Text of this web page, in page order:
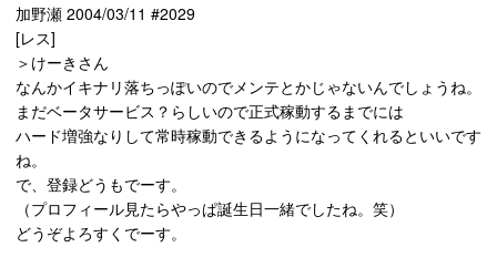
加野瀬 2004/03/11 #2029
[レス]
＞けーきさん
なんかイキナリ落ちっぽいのでメンテとかじゃないんでしょうね。
まだベータサービス？らしいので正式稼動するまでには
ハード増強なりして常時稼動できるようになってくれるといいです
ね。
で、登録どうもでーす。
（プロフィール見たらやっぱ誕生日一緒でしたね。笑）
どうぞよろすくでーす。